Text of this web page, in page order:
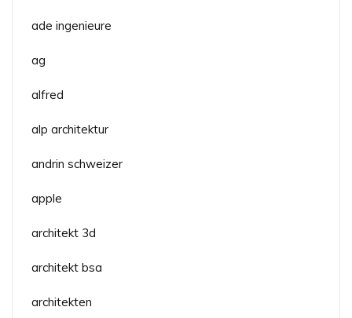
ade ingenieure
ag
alfred
alp architektur
andrin schweizer
apple
architekt 3d
architekt bsa
architekten